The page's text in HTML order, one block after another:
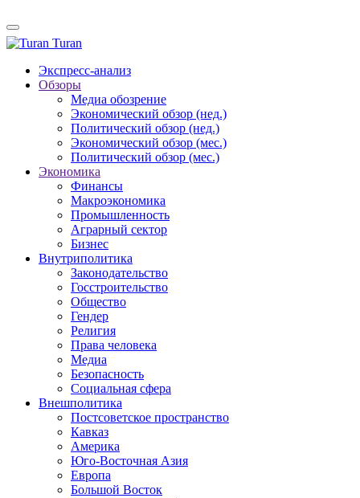
Turan
Экспресс-анализ
Обзоры
Медиа обозрение
Экономический обзор (нед.)
Политический обзор (нед.)
Экономический обзор (мес.)
Политический обзор (мес.)
Экономика
Финансы
Макроэкономика
Промышленность
Аграрный сектор
Бизнес
Внутриполитика
Законодательство
Госстроительство
Общество
Гендер
Религия
Права человека
Медиа
Безопасность
Социальная сфера
Внешполитика
Постсоветское пространство
Кавказ
Америка
Юго-Восточная Азия
Европа
Большой Восток